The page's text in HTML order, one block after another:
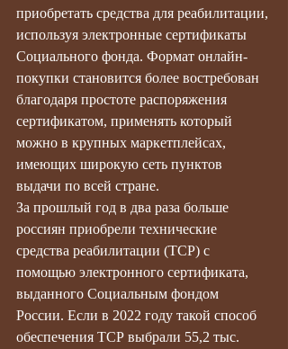
приобретать средства для реабилитации,
используя электронные сертификаты
Социального фонда. Формат онлайн-
покупки становится более востребован
благодаря простоте распоряжения
сертификатом, применять который
можно в крупных маркетплейсах,
имеющих широкую сеть пунктов
выдачи по всей стране.
За прошлый год в два раза больше
россиян приобрели технические
средства реабилитации (ТСР) с
помощью электронного сертификата,
выданного Социальным фондом
России. Если в 2022 году такой способ
обеспечения ТСР выбрали 55,2 тыс.